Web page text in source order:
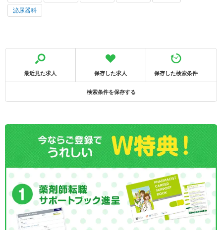
泌尿器科
最近見た求人 保存した求人 保存した検索条件
検索条件を保存する